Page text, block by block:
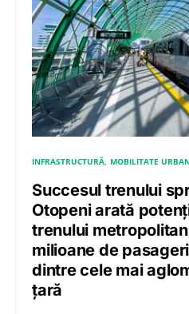
INFRASTRUCTURĂ MOBILITATE
Succesul trenului
Otopeni arată
trenului
milioane de
dintre cele mai
țară